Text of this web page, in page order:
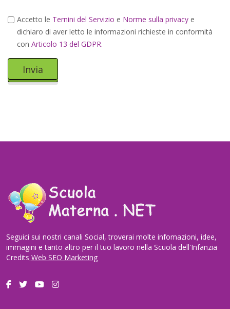
Accetto le Ternini del Servizio e Norme sulla privacy e
dichiaro di aver letto le informazioni richieste in conformità
con Articolo 13 del GDPR.
Invia
Seguici sui nostri canali Social, troverai molte infomazioni, idee,
immagini e tanto altro per il tuo lavoro nella Scuola dell'Infanzia
Credits Web SEO Marketing